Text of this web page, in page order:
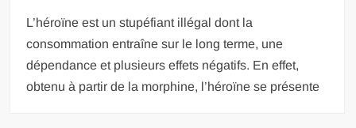
L’héroïne est un stupéfiant illégal dont la
consommation entraîne sur le long terme, une
dépendance et plusieurs effets négatifs. En effet,
obtenu à partir de la morphine, l’héroïne se présente